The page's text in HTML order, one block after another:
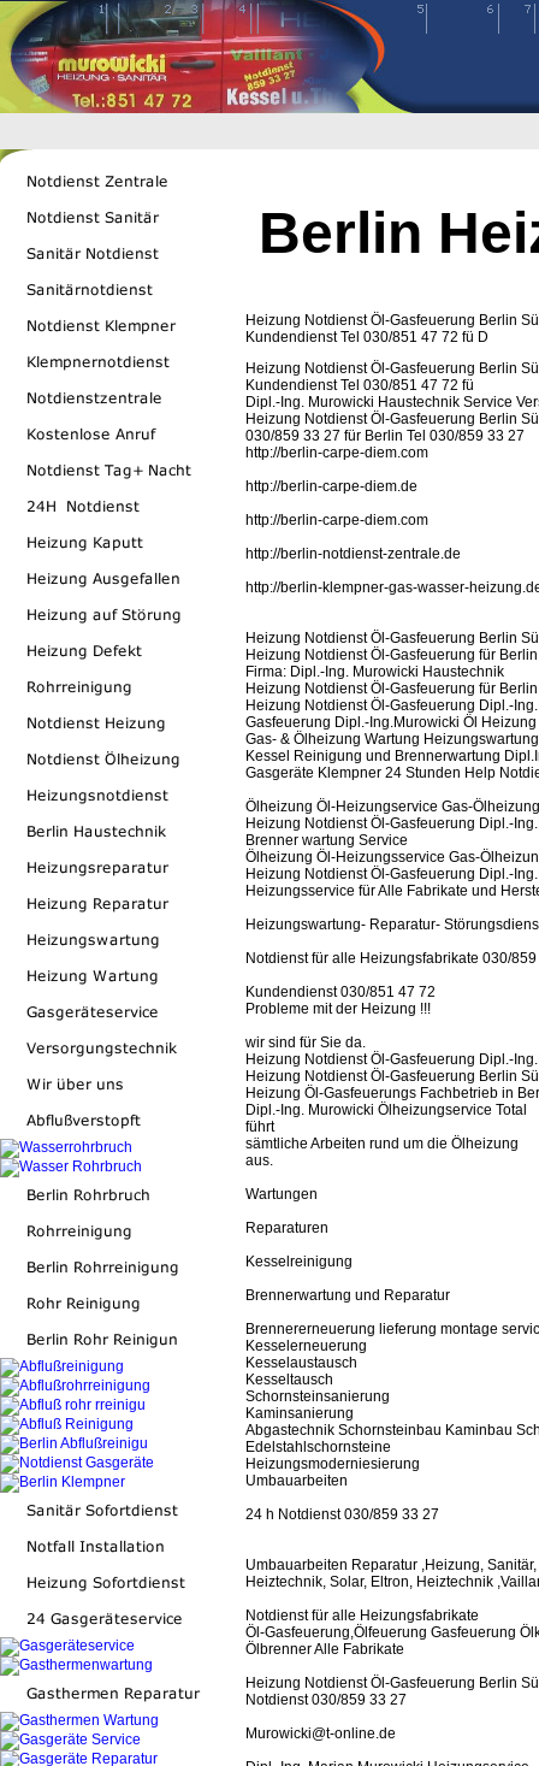
Berlin
Heizung Notdienst Öl-Gasfeuerung Berlin
Kundendienst Tel 030/851 47 72 fü D
Heizung Notdienst Öl-Gasfeuerung Berlin
Kundendienst Tel 030/851 47 72 fü
Dipl.-Ing. Murowicki Haustechnik Service
Heizung Notdienst Öl-Gasfeuerung Berlin
030/859 33 27 für Berlin Tel 030/859 33 27
http://berlin-carpe-diem.com
http://berlin-carpe-diem.de
http://berlin-carpe-diem.com
http://berlin-notdienst-zentrale.de
http://berlin-klempner-gas-wasser-
Heizung Notdienst Öl-Gasfeuerung Berlin
Heizung Notdienst Öl-Gasfeuerung für
Firma: Dipl.-Ing. Murowicki Haustechnik
Heizung Notdienst Öl-Gasfeuerung für
Heizung Notdienst Öl-Gasfeuerung Dipl.-
Gasfeuerung Dipl.-Ing.Murowicki Öl
Gas- & Ölheizung Wartung
Kessel Reinigung und Brennerwartung
Gasgeräte Klempner 24 Stunden Help
Ölheizung Öl-Heizungservice Gas-
Heizung Notdienst Öl-Gasfeuerung Dipl.-
Brenner wartung Service
Ölheizung Öl-Heizungsservice Gas-
Heizung Notdienst Öl-Gasfeuerung Dipl.-
Heizungsservice für Alle Fabrikate und
Heizungswartung- Reparatur-
Notdienst für alle Heizungsfabrikate 030/
Kundendienst 030/851 47 72
Probleme mit der Heizung !!!
wir sind für Sie da.
Heizung Notdienst Öl-Gasfeuerung Dipl.-
Heizung Notdienst Öl-Gasfeuerung Berlin
Heizung Öl-Gasfeuerungs Fachbetrieb in
Dipl.-Ing. Murowicki Ölheizungservice Total
führt
sämtliche Arbeiten rund um die Ölheizung
aus.
Wartungen
Reparaturen
Kesselreinigung
Brennerwartung und Reparatur
Brennererneuerung lieferung montage
Kesselerneuerung
Kesselaustausch
Kesseltausch
Schornsteinsanierung
Kaminsanierung
Abgastechnik Schornsteinbau Kaminbau
Edelstahlschornsteine
Heizungsmoderniesierung
Umbauarbeiten
24 h Notdienst 030/859 33 27
Umbauarbeiten Reparatur ,Heizung,
Heiztechnik, Solar, Eltron, Heiztechnik
Notdienst für alle Heizungsfabrikate
Öl-Gasfeuerung,Ölfeuerung Gasfeuerung
Ölbrenner Alle Fabrikate
Heizung Notdienst Öl-Gasfeuerung Berlin
Notdienst 030/859 33 27
Murowicki@t-online.de